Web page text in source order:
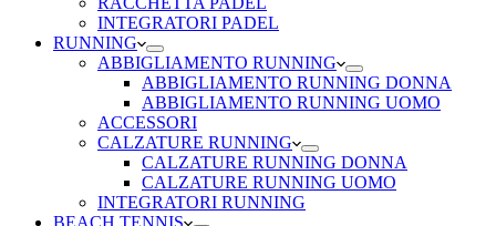
INTEGRATORI PADEL
RUNNING
ABBIGLIAMENTO RUNNING
ABBIGLIAMENTO RUNNING DONNA
ABBIGLIAMENTO RUNNING UOMO
ACCESSORI
CALZATURE RUNNING
CALZATURE RUNNING DONNA
CALZATURE RUNNING UOMO
INTEGRATORI RUNNING
BEACH TENNIS